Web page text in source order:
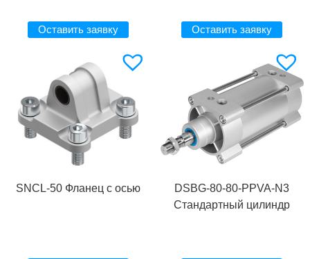
Оставить заявку Оставить заявку
SNCL-50 Фланец с осью
DSBG-80-80-PPVA-N3
Стандартный цилиндр